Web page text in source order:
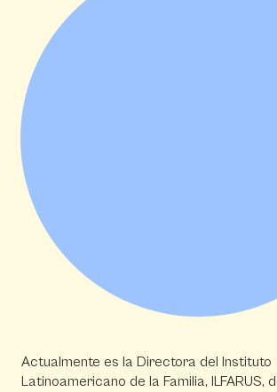
Actualmente es la Directora del Instituto
Latinoamericano de la Familia, ILFARUS,